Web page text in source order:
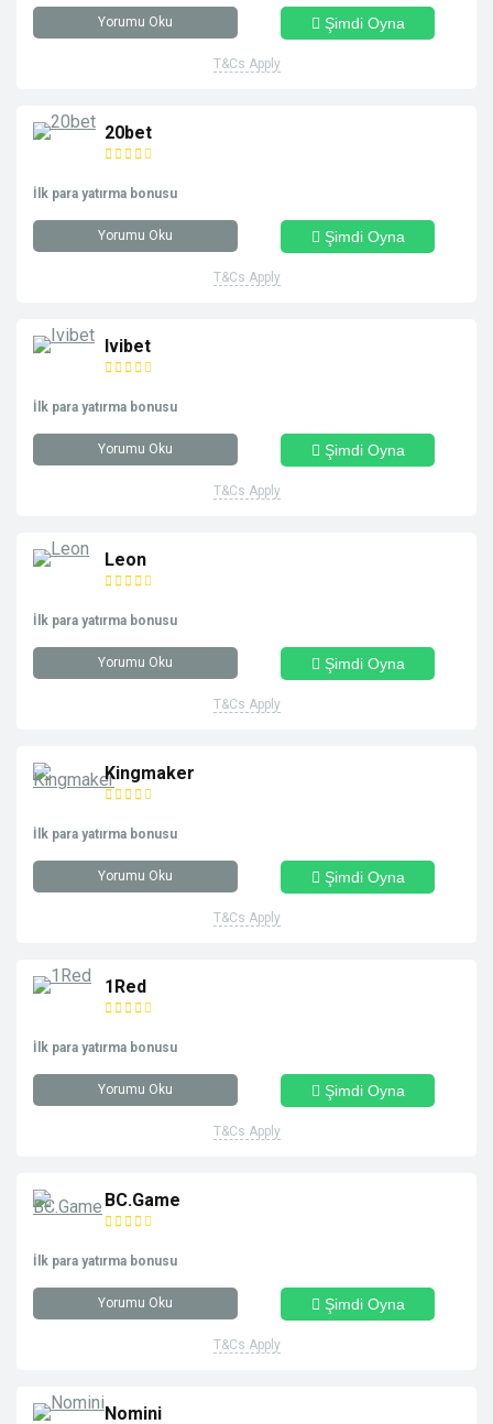
Yorumu Oku Şimdi Oyna
T&Cs Apply
20bet
İlk para yatırma bonusu
Yorumu Oku Şimdi Oyna
T&Cs Apply
Ivibet
İlk para yatırma bonusu
Yorumu Oku Şimdi Oyna
T&Cs Apply
Leon
İlk para yatırma bonusu
Yorumu Oku Şimdi Oyna
T&Cs Apply
Kingmaker
İlk para yatırma bonusu
Yorumu Oku Şimdi Oyna
T&Cs Apply
1Red
İlk para yatırma bonusu
Yorumu Oku Şimdi Oyna
T&Cs Apply
BC.Game
İlk para yatırma bonusu
Yorumu Oku Şimdi Oyna
T&Cs Apply
Nomini